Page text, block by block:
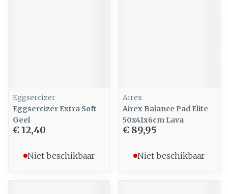
Eggsercizer
Eggsercizer Extra Soft
Geel
€ 12,40
Niet beschikbaar
Airex
Airex Balance Pad Elite
50x41x6cm Lava
€ 89,95
Niet beschikbaar